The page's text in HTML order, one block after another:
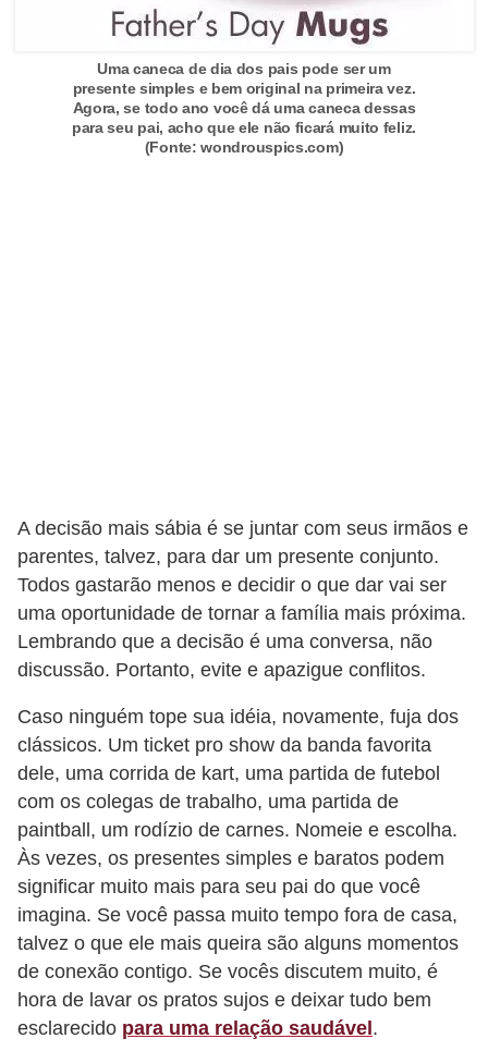
Uma caneca de dia dos pais pode ser um
presente simples e bem original na primeira vez.
Agora, se todo ano você dá uma caneca dessas
para seu pai, acho que ele não ficará muito feliz.
(Fonte: wondrouspics.com)
A decisão mais sábia é se juntar com seus irmãos e
parentes, talvez, para dar um presente conjunto.
Todos gastarão menos e decidir o que dar vai ser
uma oportunidade de tornar a família mais próxima.
Lembrando que a decisão é uma conversa, não
discussão. Portanto, evite e apazigue conflitos.
Caso ninguém tope sua idéia, novamente, fuja dos
clássicos. Um ticket pro show da banda favorita
dele, uma corrida de kart, uma partida de futebol
com os colegas de trabalho, uma partida de
paintball, um rodízio de carnes. Nomeie e escolha.
Às vezes, os presentes simples e baratos podem
significar muito mais para seu pai do que você
imagina. Se você passa muito tempo fora de casa,
talvez o que ele mais queira são alguns momentos
de conexão contigo. Se vocês discutem muito, é
hora de lavar os pratos sujos e deixar tudo bem
esclarecido para uma relação saudável .
u
l
i
n
o
P
é
s
m
ã
o
s
R